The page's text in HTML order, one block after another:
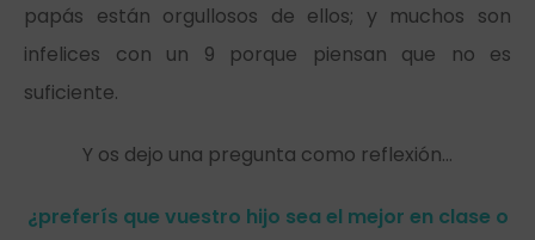
papás están orgullosos de ellos; y muchos son
infelices con un 9 porque piensan que no es
suficiente.
Y os dejo una pregunta como reflexión…
¿preferís que vuestro hijo sea el mejor en clase o